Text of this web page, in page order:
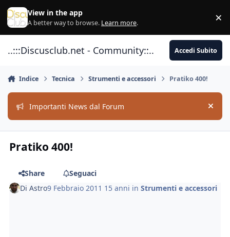
Vai al contenuto
View in the app
A better way to browse. Learn more. ×
..:::Discusclub.net - Community::.. Accedi Subito
Indice Tecnica Strumenti e accessori Pratiko 400!
Importanti News dal Forum Hide
Pratiko 400!
Share
Seguaci
DiAstro9 Febbraio 2011 15 anni inStrumenti e accessori